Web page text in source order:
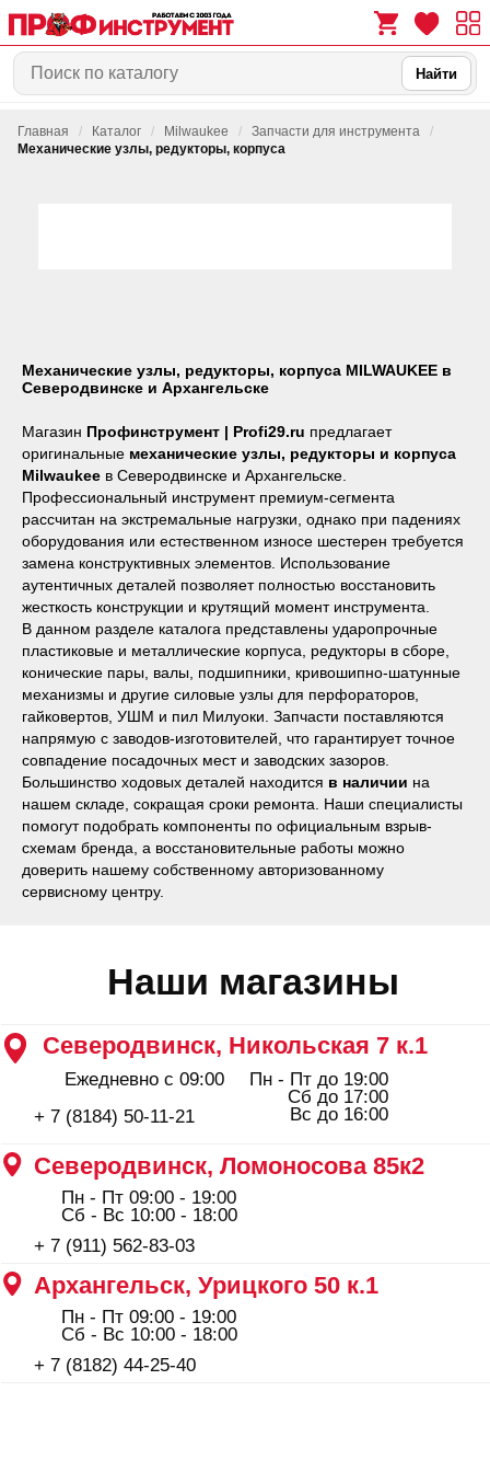
0
Найти
Главная / Каталог / Milwaukee / Запчасти для инструмента
/
Механические узлы, редукторы, корпуса
Механические узлы, редукторы, корпуса MILWAUKEE в
Северодвинске и Архангельске
Магазин Профинструмент | Profi29.ru предлагает
оригинальные механические узлы, редукторы и корпуса
Milwaukee в Северодвинске и Архангельске.
Профессиональный инструмент премиум-сегмента
рассчитан на экстремальные нагрузки, однако при падениях
оборудования или естественном износе шестерен требуется
замена конструктивных элементов. Использование
аутентичных деталей позволяет полностью восстановить
жесткость конструкции и крутящий момент инструмента.
В данном разделе каталога представлены ударопрочные
пластиковые и металлические корпуса, редукторы в сборе,
конические пары, валы, подшипники, кривошипно-шатунные
механизмы и другие силовые узлы для перфораторов,
гайковертов, УШМ и пил Милуоки. Запчасти поставляются
напрямую с заводов-изготовителей, что гарантирует точное
совпадение посадочных мест и заводских зазоров.
Большинство ходовых деталей находится в наличии на
нашем складе, сокращая сроки ремонта. Наши специалисты
помогут подобрать компоненты по официальным взрыв-
схемам бренда, а восстановительные работы можно
доверить нашему собственному авторизованному
сервисному центру.
Наши магазины
Северодвинск, Ломоносова 85к2
Северодвинск, Никольская 7 к.1
Ежедневно с 09:00
Сб до 17:00
Пн - Пт 09:00 - 19:00
Сб - Вс 10:00 - 18:00
+ 7 (911) 562-83-03
+ 7 (8182) 44-25-40